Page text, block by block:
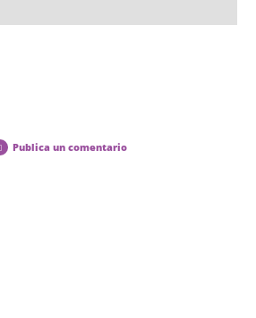
Publica un comentario